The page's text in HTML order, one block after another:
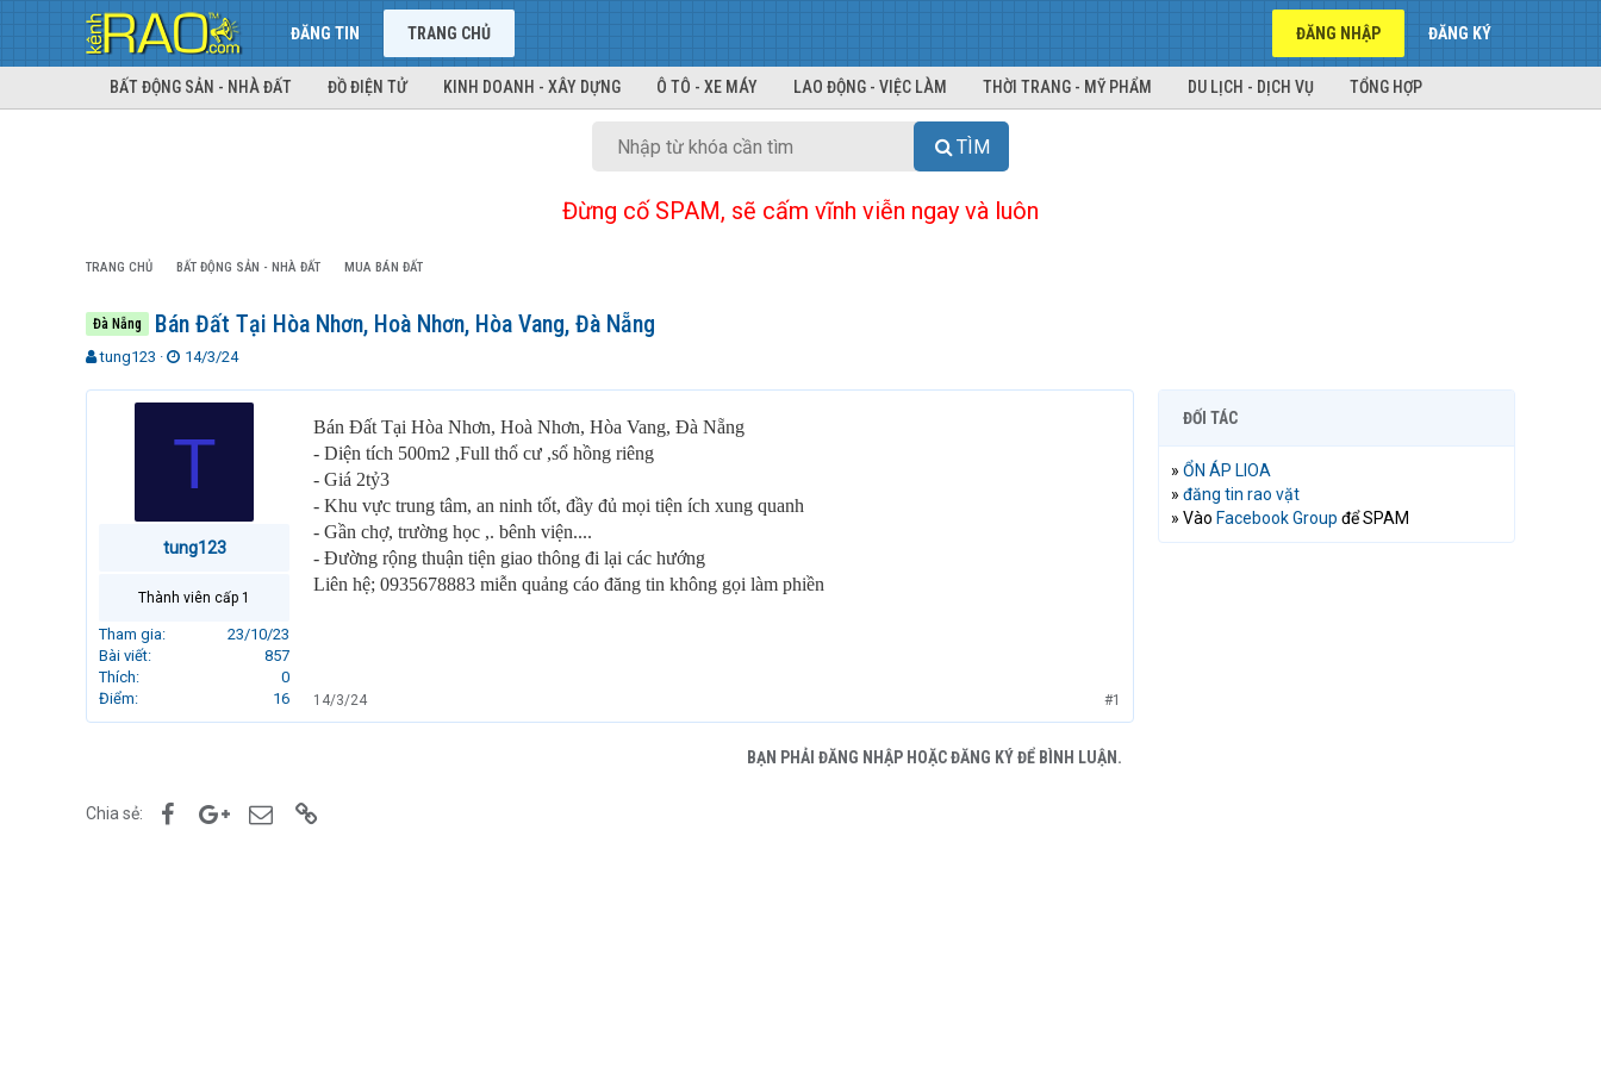
ĐĂNG TIN TRANG CHỦ ĐĂNG NHẬP ĐĂNG KÝ
BẤT ĐỘNG SẢN - NHÀ ĐẤT ĐỒ ĐIỆN TỬ KINH DOANH - XÂY DỰNG Ô TÔ - XE MÁY LAO ĐỘNG - VIỆC LÀM THỜI TRANG - MỸ PHẨM DU LỊCH - DỊCH VỤ TỔNG HỢP
TÌM
Đừng cố SPAM, sẽ cấm vĩnh viễn ngay và luôn
TRANG CHỦ BẤT ĐỘNG SẢN - NHÀ ĐẤT MUA BÁN ĐẤT
Đà Nẵng Bán Đất Tại Hòa Nhơn, Hoà Nhơn, Hòa Vang, Đà Nẵng
T
tung123
N
à
g
14/3/24
T
tung123
Thành viên cấp 1
Tham gia
23/10/23
Bài viết
857
Thích
0
Điểm
16
Bán Đất Tại Hòa Nhơn, Hoà Nhơn, Hòa Vang, Đà Nẵng
- Diện tích 500m2 ,Full thổ cư ,sổ hồng riêng
- Giá 2tỷ3
- Khu vực trung tâm, an ninh tốt, đầy đủ mọi tiện ích xung quanh
- Gần chợ, trường học ,. bênh viện....
- Đường rộng thuận tiện giao thông đi lại các hướng
Liên hệ; 0935678883 miễn quảng cáo đăng tin không gọi làm phiền
14/3/24 #1
BẠN PHẢI ĐĂNG NHẬP HOẶC ĐĂNG KÝ ĐỂ BÌNH LUẬN.
Chia sẻ: FacebookGoogle+Email
ĐỐI TÁC
» ỔN ÁP LIOA
» đăng tin rao vặt
» Vào Facebook Group để SPAM